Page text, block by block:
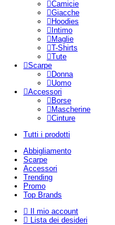
Camicie
Giacche
Hoodies
Intimo
Maglie
T-Shirts
Tute
Scarpe
Donna
Uomo
Accessori
Borse
Mascherine
Cinture
Tutti i prodotti
Abbigliamento
Scarpe
Accessori
Trending
Promo
Top Brands
Il mio account
Lista dei desideri